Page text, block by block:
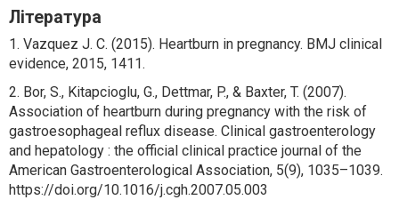
Література
1. Vazquez J. C. (2015). Heartburn in pregnancy. BMJ clinical
evidence, 2015, 1411.
2. Bor, S., Kitapcioglu, G., Dettmar, P., & Baxter, T. (2007).
Association of heartburn during pregnancy with the risk of
gastroesophageal reflux disease. Clinical gastroenterology
and hepatology : the official clinical practice journal of the
American Gastroenterological Association, 5(9), 1035–1039.
https://doi.org/10.1016/j.cgh.2007.05.003